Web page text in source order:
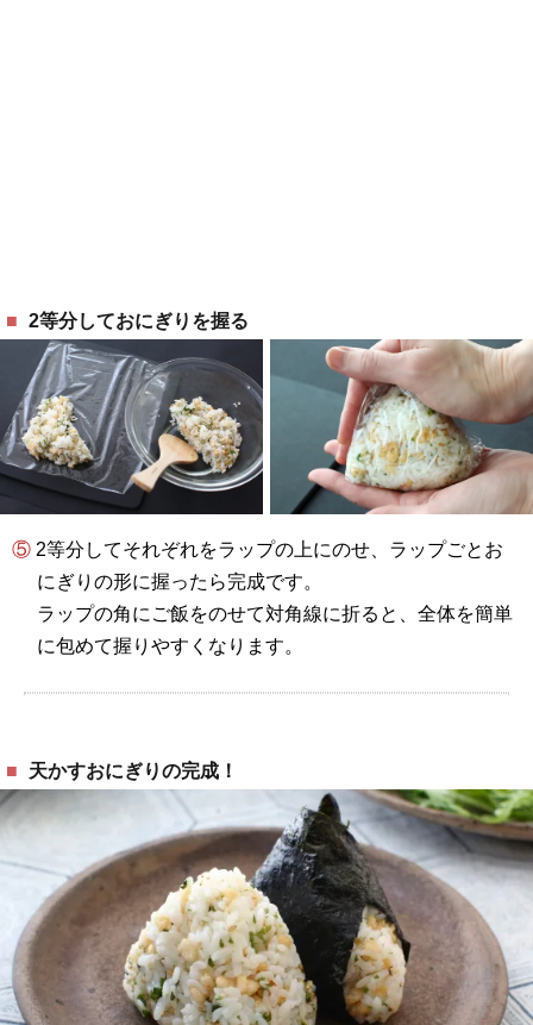
2等分しておにぎりを握る
⑤ 2等分してそれぞれをラップの上にのせ、ラップごとお
にぎりの形に握ったら完成です。
ラップの角にご飯をのせて対角線に折ると、全体を簡単
に包めて握りやすくなります。
天かすおにぎりの完成！